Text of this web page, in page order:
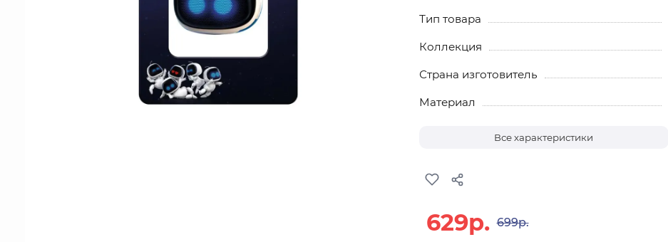
Тип товара
Коллекция
Страна изготовитель
Материал
Все характеристики
629р. 699р.